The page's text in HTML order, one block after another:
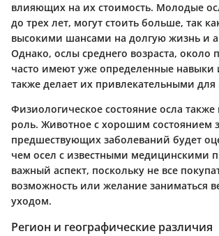
влияющих на их стоимость. Молодые
до трех лет, могут стоить больше, так
высокими шансами на долгую жизнь и
Однако, ослы среднего возраста, около
часто имеют уже определенные навыки
также делает их привлекательными для
Физиологическое состояние осла также
роль. Животное с хорошим состоянием
предшествующих заболеваний будет
чем осел с известными медицинскими
важный аспект, поскольку не все
возможность или желание заниматься
уходом.
Регион и географические различия